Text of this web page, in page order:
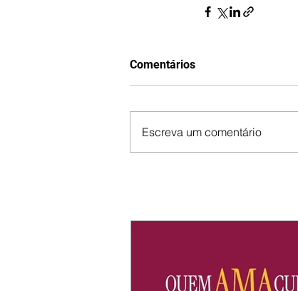
Comentários
Escreva um comentário